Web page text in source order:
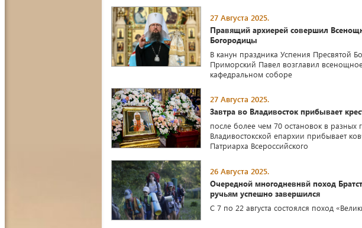
27 Августа 2025.
Правящий архиерей совершил
Богородицы
В канун праздника Успения Пресвятой
Приморский Павел возглавил
кафедральном соборе
27 Августа 2025.
Завтра во Владивосток прибывает
после более чем 70 остановок в
Владивостокской епархии прибывает
Патриарха Всероссийского
26 Августа 2025.
Очередной многодневнвй поход
ручьям успешно завершился
С 7 по 22 августа состоялся поход